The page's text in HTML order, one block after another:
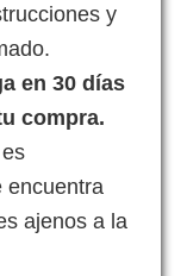
y
en 30 días
compra.
encuentra
ajenos a la